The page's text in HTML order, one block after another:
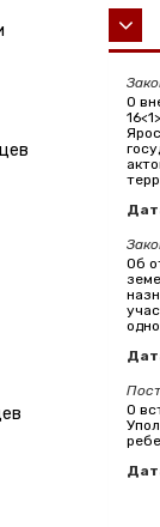
О
Об
О